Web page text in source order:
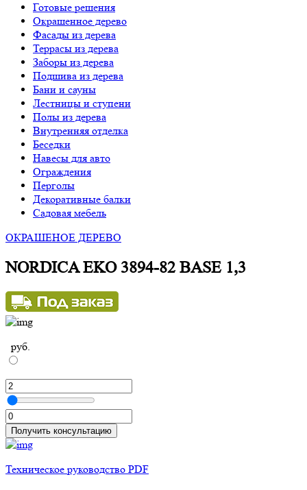
Готовые решения
Окрашенное дерево
Фасады из дерева
Террасы из дерева
Заборы из дерева
Подшива из дерева
Бани и сауны
Лестницы и ступени
Полы из дерева
Внутренняя отделка
Беседки
Навесы для авто
Ограждения
Перголы
Декоративные балки
Садовая мебель
ОКРАШЕНОЕ ДЕРЕВО
NORDICA EKO 3894-82 ВASE 1,3
руб.
Получить консультацию
Техническое руководство PDF